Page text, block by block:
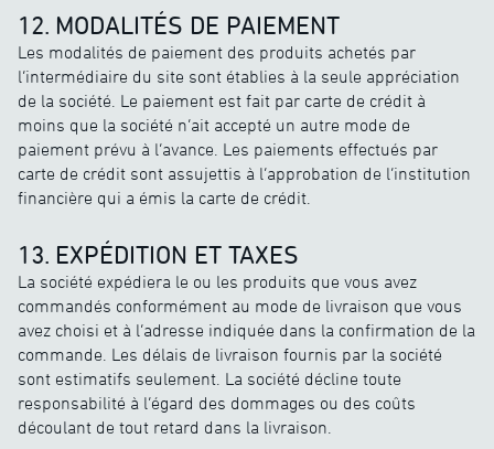
12. MODALITÉS DE PAIEMENT
Les modalités de paiement des produits achetés par
l’intermédiaire du site sont établies à la seule appréciation
de la société. Le paiement est fait par carte de crédit à
moins que la société n’ait accepté un autre mode de
paiement prévu à l’avance. Les paiements effectués par
carte de crédit sont assujettis à l’approbation de l’institution
financière qui a émis la carte de crédit.
13. EXPÉDITION ET TAXES
La société expédiera le ou les produits que vous avez
commandés conformément au mode de livraison que vous
avez choisi et à l’adresse indiquée dans la confirmation de la
commande. Les délais de livraison fournis par la société
sont estimatifs seulement. La société décline toute
responsabilité à l’égard des dommages ou des coûts
découlant de tout retard dans la livraison.